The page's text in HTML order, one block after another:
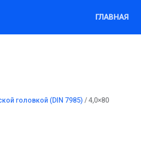
ГЛАВНАЯ
головкой (DIN 7985) / 4,0×80